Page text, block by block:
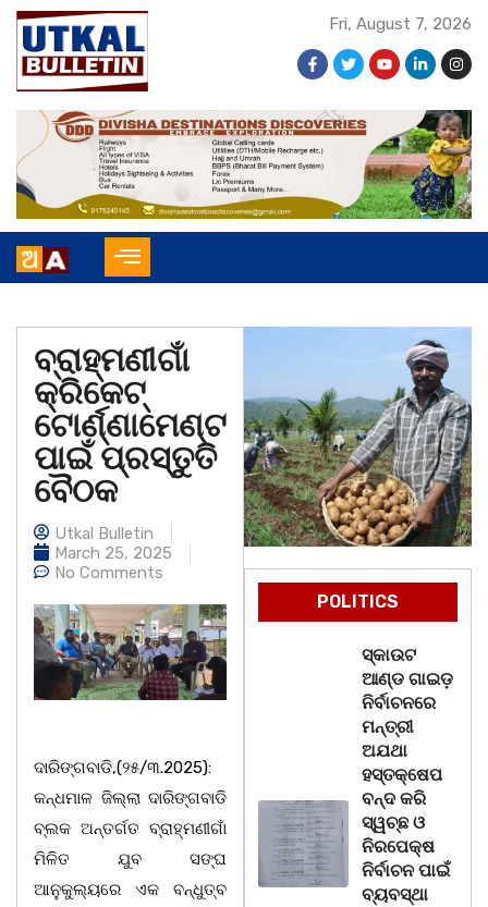
Fri, August 7, 2026
ବ୍ରାହ୍ମଣୀଗାଁ
କ୍ରିକେଟ୍
ଟୋର୍ଣ୍ଣାମେଣ୍ଟ
ପାଇଁ ପ୍ରସ୍ତୁତି
ବୈଠକ
Utkal Bulletin
March 25, 2025
No Comments
ଦାରିଙ୍ଗବାଡି,(୨୫/୩.2025):
କନ୍ଧମାଳ ଜିଲ୍ଲା ଦାରିଙ୍ଗବାଡି
ବ୍ଲକ ଅନ୍ତର୍ଗତ ବ୍ରାହ୍ମଣୀଗାଁ
ମିଳିତ ଯୁବ ସଙ୍ଘ
ଆନୁକୁଲ୍ୟରେ ଏକ ବନ୍ଧୁତ୍ବ
POLITICS
ସ୍କାଉଟ
ଆଣ୍ଡ ଗାଇଡ଼
ନିର୍ବାଚନରେ
ମନ୍ତ୍ରୀ
ଅଯଥା
ହସ୍ତକ୍ଷେପ
ବନ୍ଦ କରି
ସ୍ୱଚ୍ଛ ଓ
ନିରପେକ୍ଷ
ନିର୍ବାଚନ ପାଇଁ
ବ୍ୟବସ୍ଥା